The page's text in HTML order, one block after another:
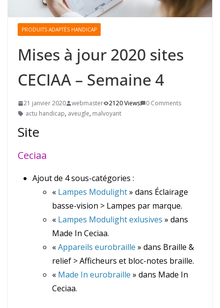
PRODUITS ADAPTÉS HANDICAP
Mises à jour 2020 sites
CECIAA – Semaine 4
21 janvier 2020 webmaster 2120 Views
0 Comments
actu handicap, aveugle, malvoyant
Site
Ceciaa
Ajout de 4 sous-catégories :
« Lampes Modulight» dans Éclairage
basse-vision > Lampes par marque.
« Lampes Modulight exlusives » dans
Made In Ceciaa.
«Appareils eurobraille » dans Braille &
relief > Afficheurs et bloc-notes braille.
« Made In eurobraille » dans Made In
Ceciaa.